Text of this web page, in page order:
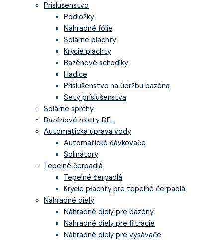
Príslušenstvo
Podložky
Náhradné fólie
Solárne plachty
Krycie plachty
Bazénové schodíky
Hadice
Príslušenstvo na údržbu bazéna
Sety príslušenstva
Solárne sprchy
Bazénové rolety DEL
Automatická úprava vody
Automatické dávkovače
Solinátory
Tepelné čerpadlá
Tepelné čerpadlá
Krycie płachty pre tepelné čerpadlá
Náhradné diely
Náhradné diely pre bazény
Náhradné diely pre filtrácie
Náhradné diely pre vysávače